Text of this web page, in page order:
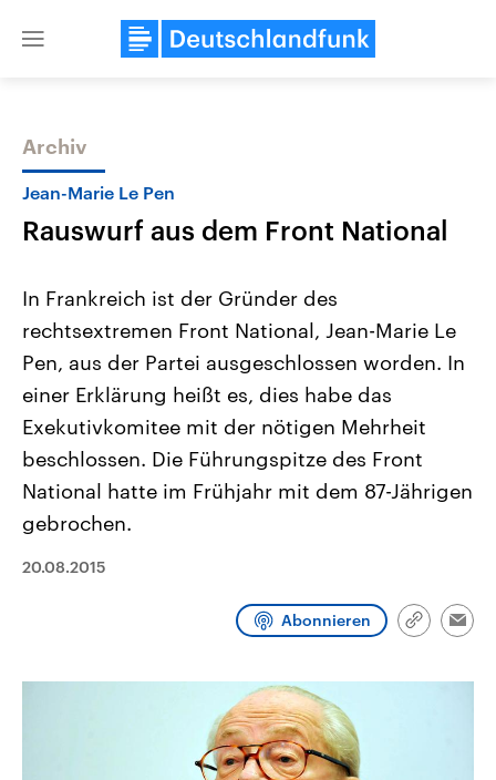
Close
Themen
Landtagswahl Sachsen-Anhalt
2026
Alle Informationen
Sachsen-Anhalt wählt am 6.
September 2026 einen neuen
Bundesland von einer Koalition aus
Umfragen, Prognosen,
und Hintergründe zu den Parteien
USA
Aktuelle Beiträge,
Hintergründe
Wirtschaftlich und
gehören die Vereinigten
mit großem Einfluss auf
Sendungen
Archiv
Jean-Marie Le Pen
Rauswurf aus dem Front National
In Frankreich ist der Gründer des
rechtsextremen Front National, Jean-Marie Le
Pen, aus der Partei ausgeschlossen worden. In
einer Erklärung heißt es, dies habe das
Exekutivkomitee mit der nötigen Mehrheit
beschlossen. Die Führungspitze des Front
National hatte im Frühjahr mit dem 87-Jährigen
gebrochen.
20.08.2015
Abonnieren
Link